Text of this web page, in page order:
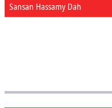
Sansan Hassamy Dah